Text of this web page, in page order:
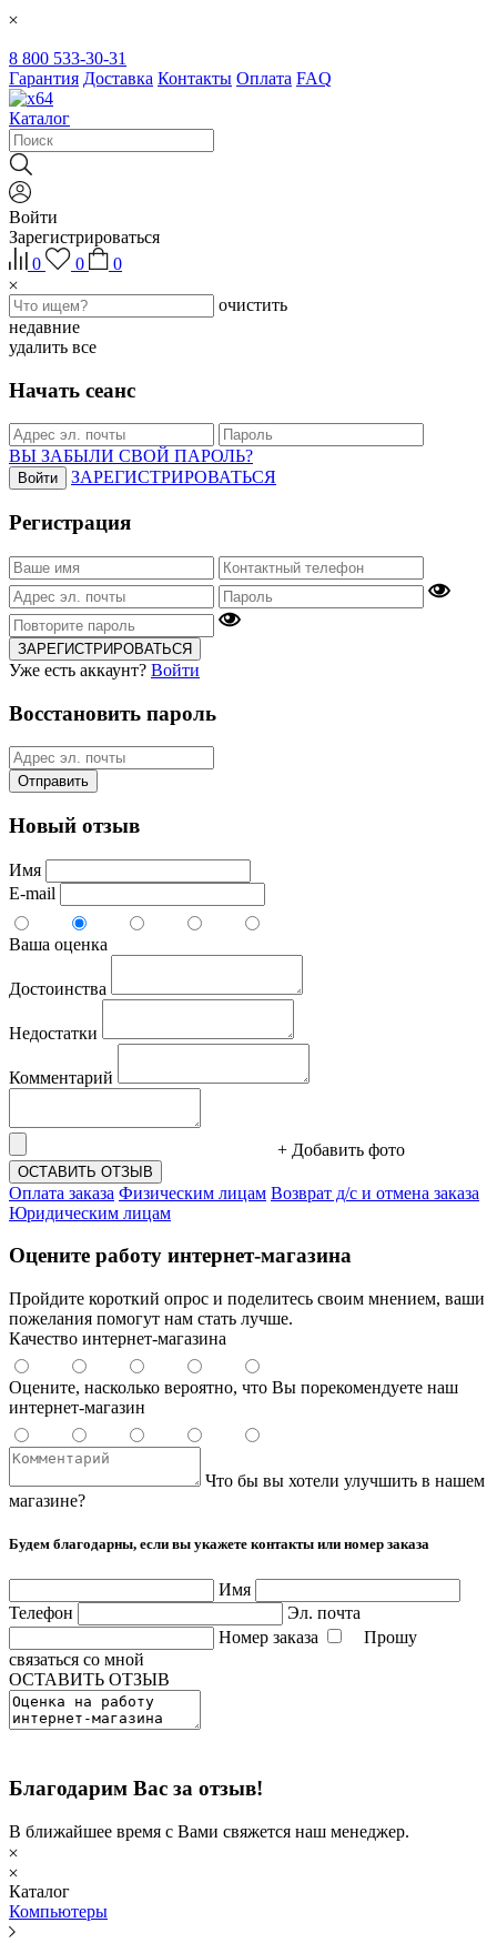
8 800 533-30-31
Гарантия Доставка Контакты Оплата FAQ
Каталог
Войти
Зарегистрироваться
0
0 0
очистить
недавние
удалить все
Начать сеанс
ВЫ ЗАБЫЛИ СВОЙ ПАРОЛЬ?
Войти ЗАРЕГИСТРИРОВАТЬСЯ
Регистрация
ЗАРЕГИСТРИРОВАТЬСЯ
Уже есть аккаунт? Войти
Восстановить пароль
Отправить
Новый отзыв
Имя
E-mail
Ваша оценка
Достоинства
Недостатки
Комментарий
+ Добавить фото
ОСТАВИТЬ ОТЗЫВ
Оплата заказа Физическим лицам Возврат д/с и отмена заказа
Юридическим лицам
Оцените работу интернет-магазина
Пройдите короткий опрос и поделитесь своим мнением, ваши
пожелания помогут нам стать лучше.
Качество интернет-магазина
Оцените, насколько вероятно, что Вы порекомендуете наш
интернет-магазин
Что бы вы хотели улучшить в нашем
магазине?
Будем благодарны, если вы укажете контакты или номер заказа
Имя
Телефон
Эл. почта
Номер заказа
Прошу
связаться со мной
ОСТАВИТЬ ОТЗЫВ
Благодарим Вас за отзыв!
В ближайшее время с Вами свяжется наш менеджер.
Каталог
Компьютеры